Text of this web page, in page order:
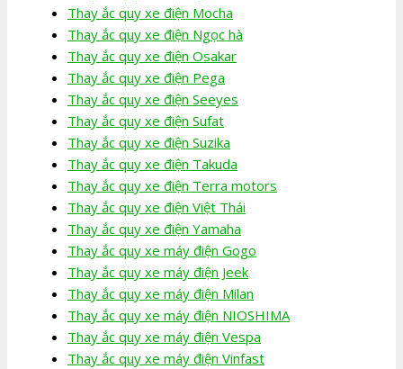
Thay ắc quy xe điện Mocha
Thay ắc quy xe điện Ngọc hà
Thay ắc quy xe điện Osakar
Thay ắc quy xe điện Pega
Thay ắc quy xe điện Seeyes
Thay ắc quy xe điện Sufat
Thay ắc quy xe điện Suzika
Thay ắc quy xe điện Takuda
Thay ắc quy xe điện Terra motors
Thay ắc quy xe điện Việt Thái
Thay ắc quy xe điện Yamaha
Thay ắc quy xe máy điện Gogo
Thay ắc quy xe máy điện Jeek
Thay ắc quy xe máy điện Milan
Thay ắc quy xe máy điện NIOSHIMA
Thay ắc quy xe máy điện Vespa
Thay ắc quy xe máy điện Vinfast